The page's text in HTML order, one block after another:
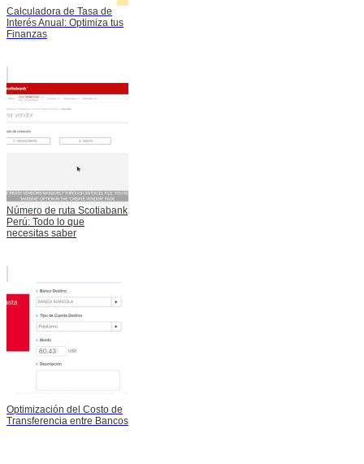
Calculadora de Tasa de
Interés Anual: Optimiza tus
Finanzas
Número de ruta Scotiabank
Perú: Todo lo que
necesitas saber
Optimización del Costo de
Transferencia entre Bancos